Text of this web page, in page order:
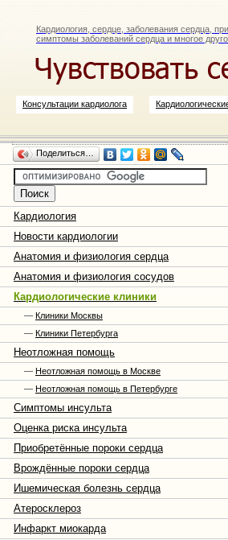
Кардиология, сердце, заболевания сердца,
симптомы заболеваний сердца и многое
Консультации кардиолога
Поделиться…
Кардиология
Новости кардиологии
Анатомия и физиология сердца
Анатомия и физиология сосудов
Кардиологические клиники
— Клиники Москвы
— Клиники Петербурга
Неотложная помощь
— Неотложная помощь в Москве
— Неотложная помощь в Петербурге
Симптомы инсульта
Оценка риска инсульта
Приобретённые пороки сердца
Врождённые пороки сердца
Ишемическая болезнь сердца
Атеросклероз
Инфаркт миокарда